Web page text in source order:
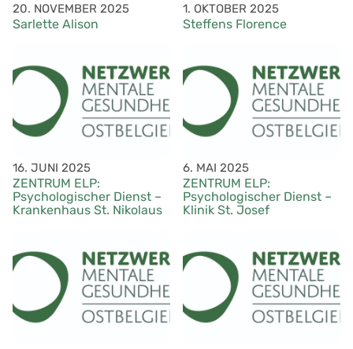
20. NOVEMBER 2025
Sarlette Alison
1. OKTOBER 2025
Steffens Florence
16. JUNI 2025
ZENTRUM ELP:
Psychologischer Dienst –
Krankenhaus St. Nikolaus
6. MAI 2025
ZENTRUM ELP:
Psychologischer Dienst –
Klinik St. Josef